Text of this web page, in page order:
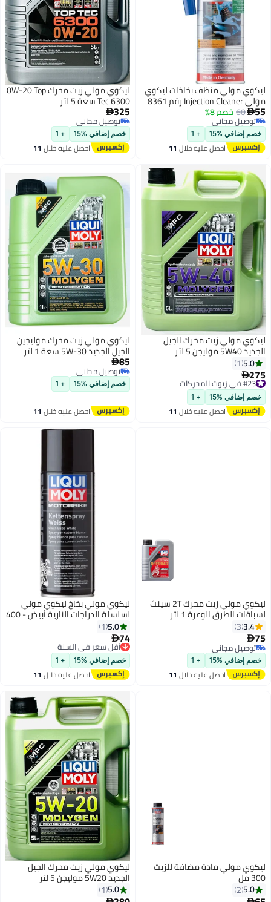
ليكوي مولي منظف بخاخات ليكوي
مولي Injection Cleaner رقم 8361
– 300 مل 55
60 خصم 8%
توصيل مجاني
توصيل مجاني
خصم إضافي %15 + 1
احصل عليه خلال 11
ليكوي مولي زيت محرك 0W-20 Top
Tec 6300 سعة 5 لتر
325
توصيل مجاني
توصيل مجاني
خصم إضافي %15 + 1
احصل عليه خلال 11
ليكوي مولي زيت محرك الجيل
الجديد 5W40 موليجن 5 لتر
5.0
1
275#23 في زيوت المحركات
توصيل مجاني
#23 في زيوت المحركات
خصم إضافي %15 + 1
احصل عليه خلال 11
ليكوي مولي زيت محرك موليجين
الجيل الجديد 5W-30 سعة 1 لتر
85
توصيل مجاني
توصيل مجاني
خصم إضافي %15 + 1
احصل عليه خلال 11
ليكوي مولي زيت محرك 2T سينث
لسباقات الطرق الوعرة 1 لتر
3.4
3
75
توصيل مجاني
توصيل مجاني
خصم إضافي %15 + 1
احصل عليه خلال 11
ليكوي مولي بخاخ ليكوي مولي
لسلسلة الدراجات النارية أبيض - 400
مل [1591]5.0
1
74أقل سعر في السنة
توصيل مجاني
أقل سعر في السنة
خصم إضافي %15 + 1
احصل عليه خلال 11
ليكوي مولي مادة مضافة للزيت
300 مل
5.0
2
ليكوي مولي زيت محرك الجيل
الجديد 5W20 موليجن 5 لتر
5.0
1